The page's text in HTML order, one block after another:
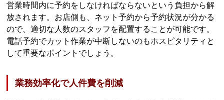
営業時間内に予約をしなければならないという負担から解
放されます。お店側も、ネット予約から予約状況が分かる
ので、適切な人数のスタッフを配置することが可能です。
電話予約でカット作業が中断しないのもホスピタリティと
して重要なポイントでしょう。
業務効率化で人件費を削減